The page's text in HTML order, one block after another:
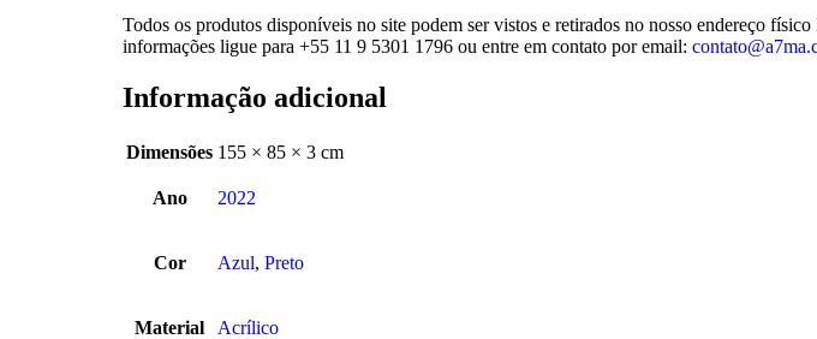
Todos os produtos disponíveis no site podem ser vistos e retirados no nosso endereço
informações ligue para +55 11 9 5301 1796 ou entre em contato por email:
Informação adicional
Dimensões 155 × 85 × 3 cm
Ano 2022
Cor Azul, Preto
Material Acrílico